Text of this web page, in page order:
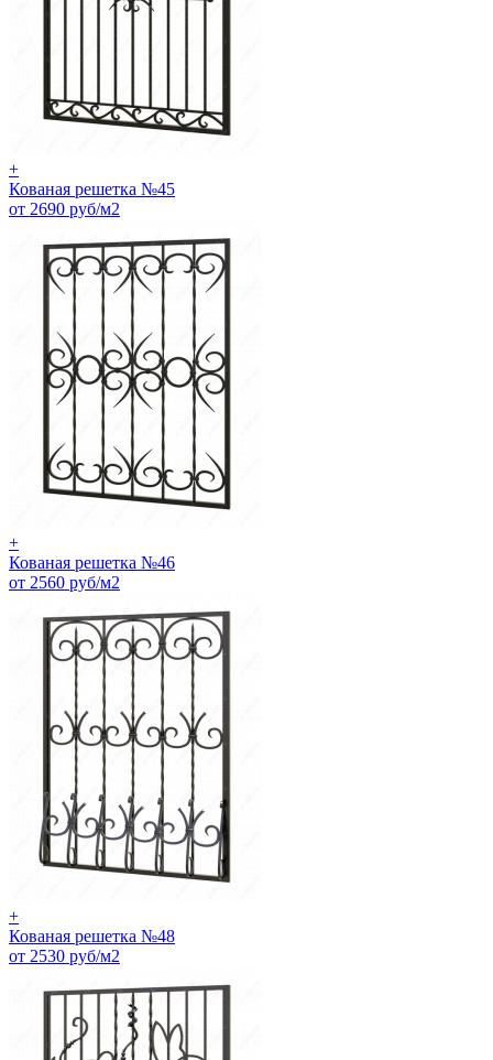
+
Кованая решетка №45
от 2690 руб/м2
+
Кованая решетка №46
от 2560 руб/м2
+
Кованая решетка №48
от 2530 руб/м2